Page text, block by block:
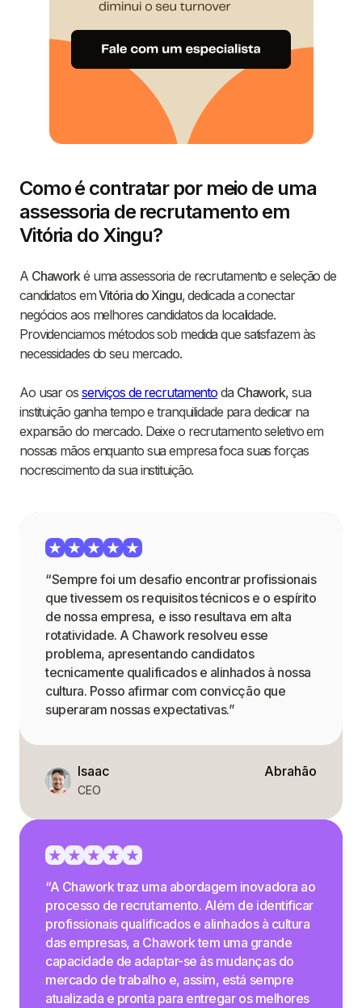
Como é contratar por meio de uma
assessoria de recrutamento em
Vitória do Xingu?
A Chaworké uma assessoria de recrutamento e seleção de
candidatos emVitória do Xingu, dedicada a conectar
negócios aos melhores candidatos da localidade.
Providenciamos métodos sob medida que satisfazem às
necessidades do seu mercado.
Ao usar os serviços de recrutamento da Chawork, sua
instituição ganha tempo e tranquilidade para dedicar na
expansão do mercado. Deixe o recrutamento seletivo em
nossas mãos enquanto sua empresa foca suas forças
nocrescimento da sua instituição.
“Sempre foi um desafio encontrar profissionais
que tivessem os requisitos técnicos e o espírito
de nossa empresa, e isso resultava em alta
rotatividade. A Chawork resolveu esse
problema, apresentando candidatos
tecnicamente qualificados e alinhados à nossa
cultura. Posso afirmar com convicção que
superaram nossas expectativas.”
Isaac
CEO
Abrahão
“A Chawork traz uma abordagem inovadora ao
processo de recrutamento. Além de identificar
profissionais qualificados e alinhados à cultura
das empresas, a Chawork tem uma grande
capacidade de adaptar-se às mudanças do
mercado de trabalho e, assim, está sempre
atualizada e pronta para entregar os melhores